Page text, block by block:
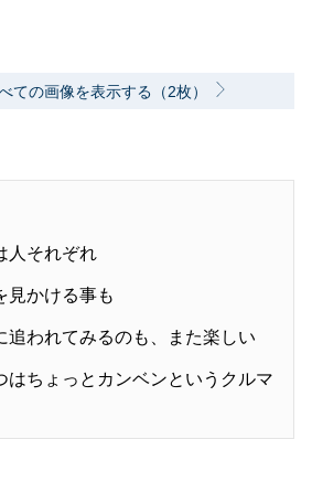
ての画像を表示する（2枚）
人それぞれ
見かける事も
追われてみるのも、また楽しい
はちょっとカンベンというクルマ